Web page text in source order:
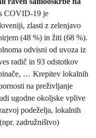
COVID-19 je
zlasti z zelenjavo
(48 %) in žiti (68 %).
odvisni od uvoza iz
radič in 93 odstotkov
… Krepitev lokalnih
na preživljanje
ugodne okoljske vplive
podeželja, lokalnih
zadružništvo)